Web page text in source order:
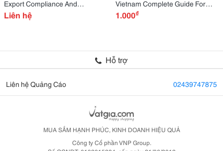
Export Compliance And
Certification Bis Isi Registration
Liên hệ
Vietnam Complete Guide For
Manufacturers And Exporters
1.000₫
Hỗ trợ
Liên hệ Quảng Cáo 02439747875
MUA SẮM HẠNH PHÚC, KINH DOANH HIỆU QUẢ
Công ty Cổ phần VNP Group.